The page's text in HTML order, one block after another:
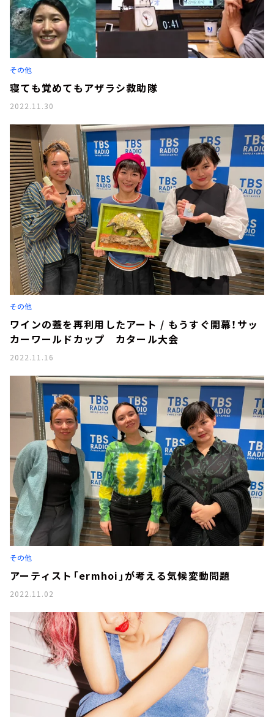
その他
寝ても覚めてもアザラシ救助隊
2022.11.30
その他
ワインの蓋を再利用したアート / もうすぐ開幕！サッ
カーワールドカップ カタール大会
2022.11.16
その他
アーティスト「ermhoi」が考える気候変動問題
2022.11.02